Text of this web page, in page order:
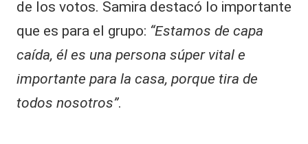
de los votos. Samira destacó lo importante
que es para el grupo: “Estamos de capa
caída, él es una persona súper vital e
importante para la casa, porque tira de
todos nosotros”.